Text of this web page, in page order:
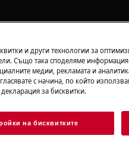
и други технологии за
Също така споделяме
медии, рекламата и
с начина, по който
за бисквитки.
на бисквитките